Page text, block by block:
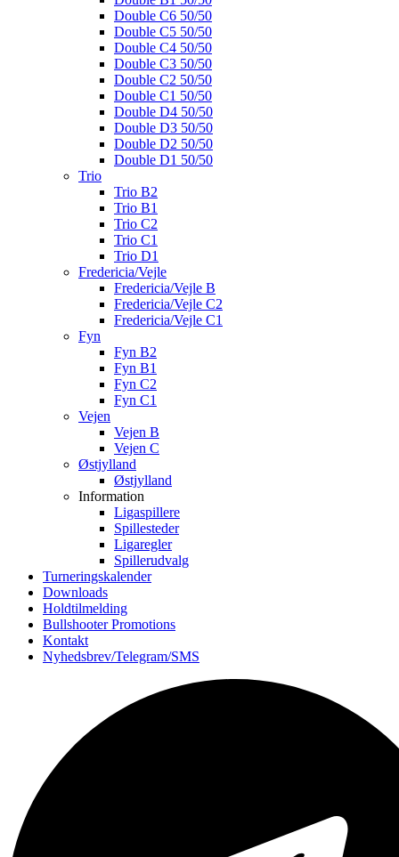
Double C6 50/50
Double C5 50/50
Double C4 50/50
Double C3 50/50
Double C2 50/50
Double C1 50/50
Double D4 50/50
Double D3 50/50
Double D2 50/50
Double D1 50/50
Trio
Trio B2
Trio B1
Trio C2
Trio C1
Trio D1
Fredericia/Vejle
Fredericia/Vejle B
Fredericia/Vejle C2
Fredericia/Vejle C1
Fyn
Fyn B2
Fyn B1
Fyn C2
Fyn C1
Vejen
Vejen B
Vejen C
Østjylland
Østjylland
Information
Ligaspillere
Spillesteder
Ligaregler
Spillerudvalg
Turneringskalender
Downloads
Holdtilmelding
Bullshooter Promotions
Kontakt
Nyhedsbrev/Telegram/SMS